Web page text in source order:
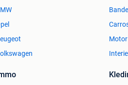
aankoop.
bij afhaling.
van 12:30 tot 17:00u
Motor